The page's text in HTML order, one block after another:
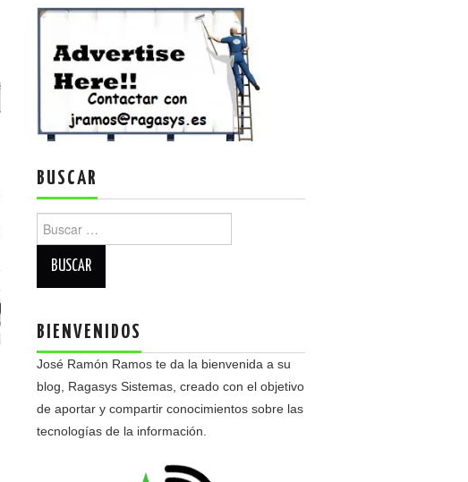
BUSCAR
BIENVENIDOS
José Ramón Ramos te da la bienvenida a su
blog, Ragasys Sistemas, creado con el objetivo
de aportar y compartir conocimientos sobre las
tecnologías de la información.